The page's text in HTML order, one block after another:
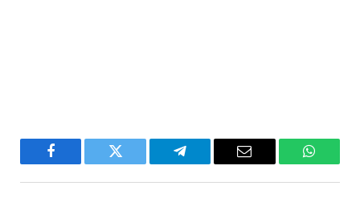
Facebook Twitter Telegram Email